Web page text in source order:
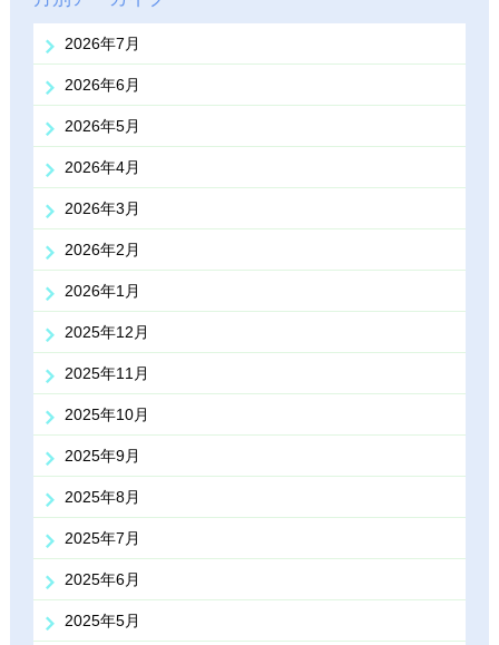
2026年7月
2026年6月
2026年5月
2026年4月
2026年3月
2026年2月
2026年1月
2025年12月
2025年11月
2025年10月
2025年9月
2025年8月
2025年7月
2025年6月
2025年5月